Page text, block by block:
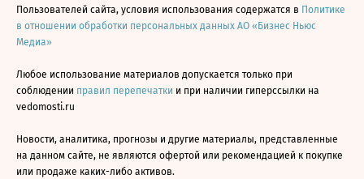
Пользователей сайта, условия использования содержатся в Политике
в отношении обработки персональных данных АО «Бизнес Ньюс
Медиа»
Любое использование материалов допускается только при
соблюдении правил перепечатки и при наличии гиперссылки на
vedomosti.ru
Новости, аналитика, прогнозы и другие материалы, представленные
на данном сайте, не являются офертой или рекомендацией к покупке
или продаже каких-либо активов.